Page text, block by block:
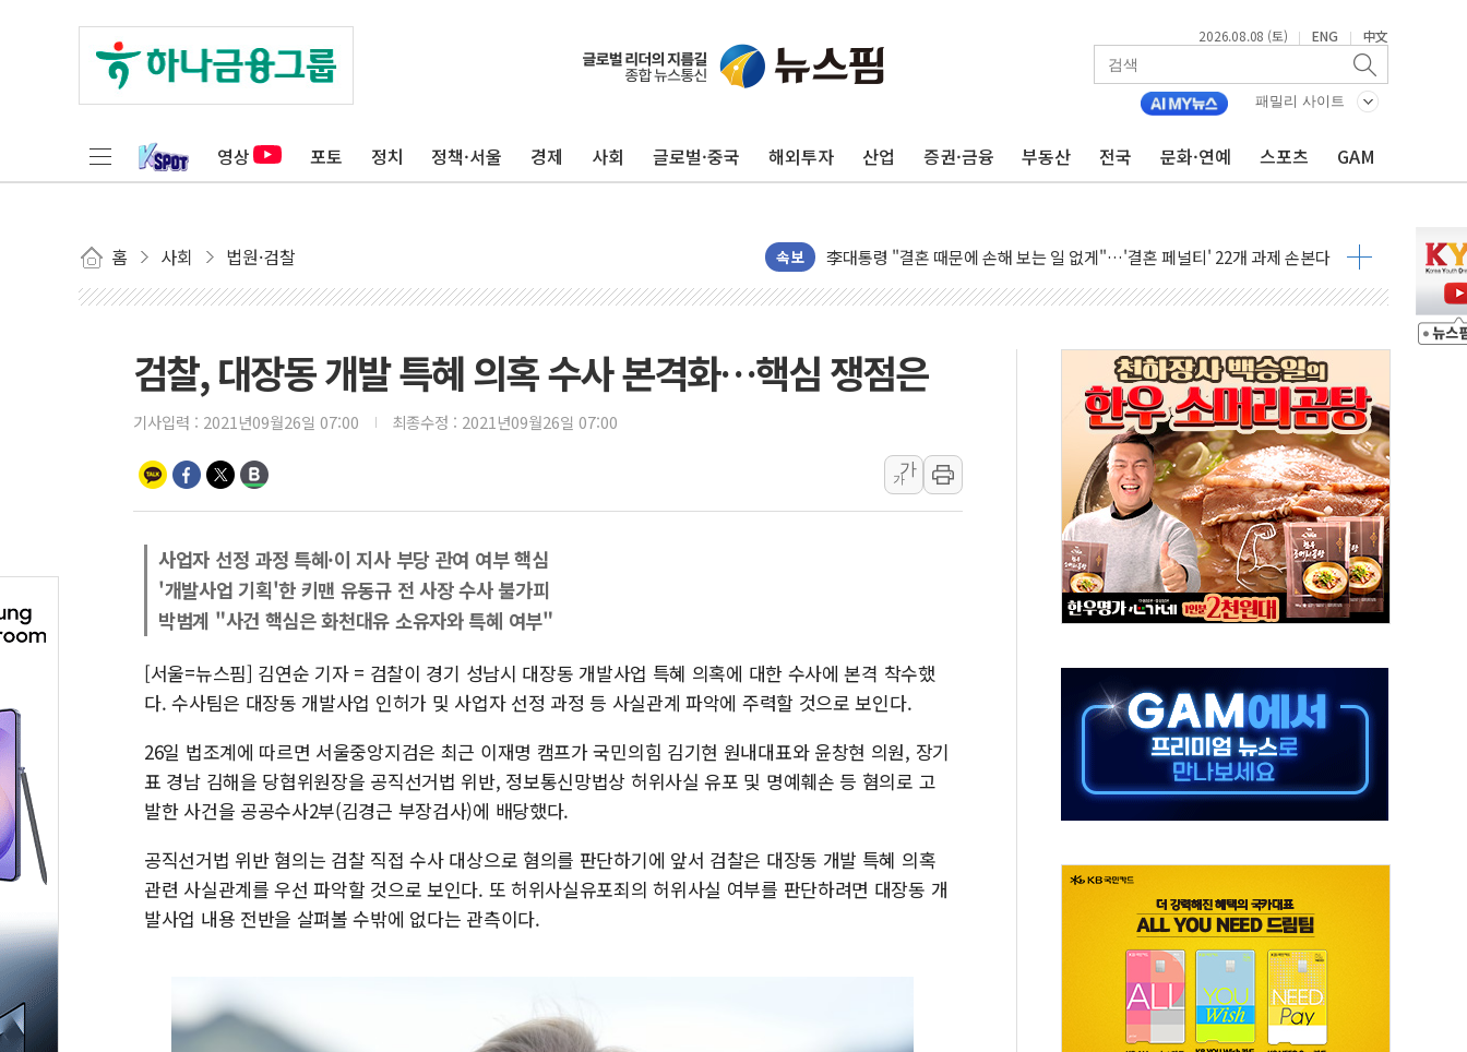
2026.08.08 (토) | ENG | 中文
패밀리 사이트
영상 포토 정치 정책·서울 경제 사회 글로벌·중국 해외투자 산업 증권·금융 부동산 전국 문화·연예 스포츠 GAM
홈 사회 법원·검찰 속보
이번주 국내 주요 금융일정(8.10~8.14)
美, 이란전 출구전략 만지작…공습 한계·탄약 부족 현실화
폐기물 수거하다 참변…60대 환경미화원 수거차에 치여 사망
서울 중랑구 주택가서 흉기 난동…60대 남성 2명 숨져
여수 오동도 인근 해상서 모터보트 전복…1명 사망·1명 실종
추미애, '위안부' 피해자 기림의 날 참석..."국제적 시민 연대로 목소리 내야"
인천서 말다툼 중 어머니 흉기 살해 10대 아들 체포
'화합' 꺼낸 김민석에 '뻔뻔' 받아친 정청래…제주 연설서 신경전 고조
李대통령, ISA 개편 재검토 지시…與 "적극 환영"·野 "졸속 국정"
동해중부 전 해상 풍랑주의보…10일까지 최대 3.5m 높은 물결
연일 폭염에 온열질환 사망 23명…정부, 비상대응기구 가동
中 전방위 아파트 부양, 수도 베이징도 부동산 규제 철폐
인제 용대리 계곡서 수위 상승으로 피서객 7명 고립…전원 구조
동해시, 11~14일 '별똥별 멍' 운영…페르세우스 유성우 관측
강원 중·남부 동해안 시간당 50mm 이상 폭우…호우경보 발효
폭염에 車 운전면허 기능시험 오전 집중 편성…체감온도 38도 넘으면 중단
검찰, 대장동 개발 특혜 의혹 수사 본격화…핵심 쟁점은
기사입력 : 2021년09월26일 07:00 최종수정 : 2021년09월26일 07:00
가
가
사업자 선정 과정 특혜·이 지사 부당 관여 여부 핵심
'개발사업 기획'한 키맨 유동규 전 사장 수사 불가피
박범계 "사건 핵심은 화천대유 소유자와 특혜 여부"
[서울=뉴스핌] 김연순 기자 = 검찰이 경기 성남시 대장동 개발사업 특혜 의혹에 대한 수사에 본격 착수했
다. 수사팀은 대장동 개발사업 인허가 및 사업자 선정 과정 등 사실관계 파악에 주력할 것으로 보인다.
26일 법조계에 따르면 서울중앙지검은 최근 이재명 캠프가 국민의힘 김기현 원내대표와 윤창현 의원, 장기
표 경남 김해을 당협위원장을 공직선거법 위반, 정보통신망법상 허위사실 유포 및 명예훼손 등 혐의로 고
발한 사건을 공공수사2부(김경근 부장검사)에 배당했다.
공직선거법 위반 혐의는 검찰 직접 수사 대상으로 혐의를 판단하기에 앞서 검찰은 대장동 개발 특혜 의혹
관련 사실관계를 우선 파악할 것으로 보인다. 또 허위사실유포죄의 허위사실 여부를 판단하려면 대장동 개
발사업 내용 전반을 살펴볼 수밖에 없다는 관측이다.